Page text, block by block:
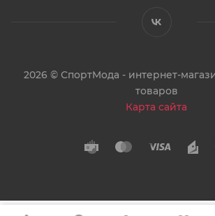
2026 © СпортМода - интернет-
товаров
Карта сайта